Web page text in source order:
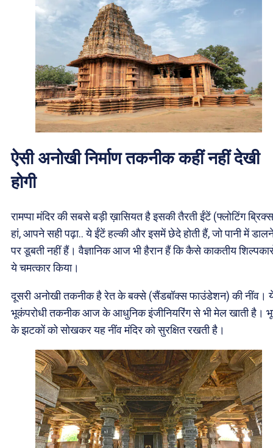
ऐसी अनोखी निर्माण तकनीक कहीं नहीं देखी
होगी
रामप्पा मंदिर की सबसे बड़ी ख़ासियत है इसकी तैरती ईंटें (फ्लोटिंग
हां, आपने सही पढ़ा.. ये ईंटें हल्की और इसमें छेदे होती हैं, जो पानी में
पर डूबती नहीं हैं। वैज्ञानिक आज भी हैरान हैं कि कैसे काकतीय
ये चमत्कार किया।
दूसरी अनोखी तकनीक है रेत के बक्से (सैंडबॉक्स फाउंडेशन) की नींव।
भूकंपरोधी तकनीक आज के आधुनिक इंजीनियरिंग से भी मेल खाती है।
के झटकों को सोखकर यह नींव मंदिर को सुरक्षित रखती है।